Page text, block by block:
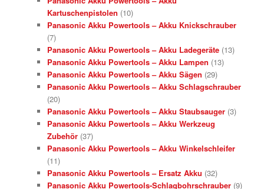
Kartuschenpistolen (10)
Panasonic Akku Powertools – Akku Knickschrauber
(7)
Panasonic Akku Powertools – Akku Ladegeräte (13)
Panasonic Akku Powertools – Akku Lampen (13)
Panasonic Akku Powertools – Akku Sägen (29)
Panasonic Akku Powertools – Akku Schlagschrauber
(20)
Panasonic Akku Powertools – Akku Staubsauger (3)
Panasonic Akku Powertools – Akku Werkzeug
Zubehör (37)
Panasonic Akku Powertools – Akku Winkelschleifer
(11)
Panasonic Akku Powertools – Ersatz Akku (32)
Panasonic Akku Powertools-Schlagbohrschrauber (9)